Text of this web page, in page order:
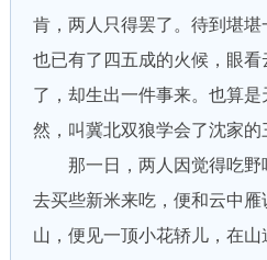
肯，两人只得罢了。待到堪堪
也已有了四五成的火候，眼
了，却生出一件事来。也算
然，叫冀北双狼学会了沈家的
那一日，两人因觉得吃野
去买些新米来吃，便和云中
山，便见一顶小花轿儿，在